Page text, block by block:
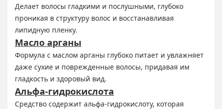
Делает волосы гладкими и послушными, глубоко
проникая в структуру волос и восстанавливая
липидную пленку.
Масло арганы
Формула с маслом арганы глубоко питает и увлажняет
даже сухие и поврежденные волосы, придавая им
гладкость и здоровый вид.
Альфа-гидрокислота
Средство содержит альфа-гидрокислоту, которая